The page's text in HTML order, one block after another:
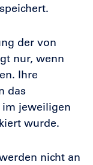
der von
nur, wenn
Ihre
das
im jeweiligen
wurde.
nicht an